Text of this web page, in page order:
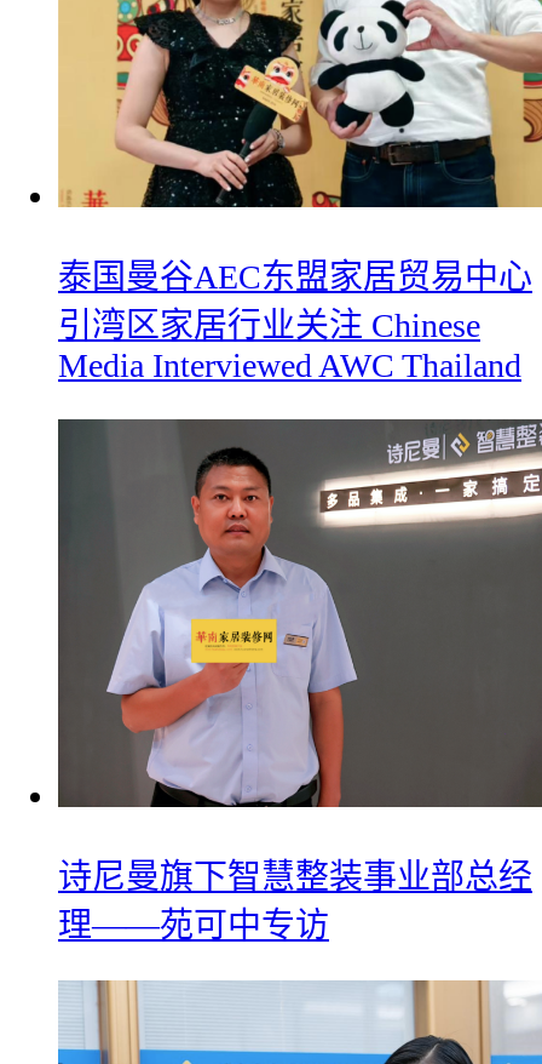
​泰国曼谷AEC东盟家居贸易中心
引湾区家居行业关注 Chinese
Media Interviewed AWC Thailand
诗尼曼旗下智慧整装事业部总经
理——苑可中专访